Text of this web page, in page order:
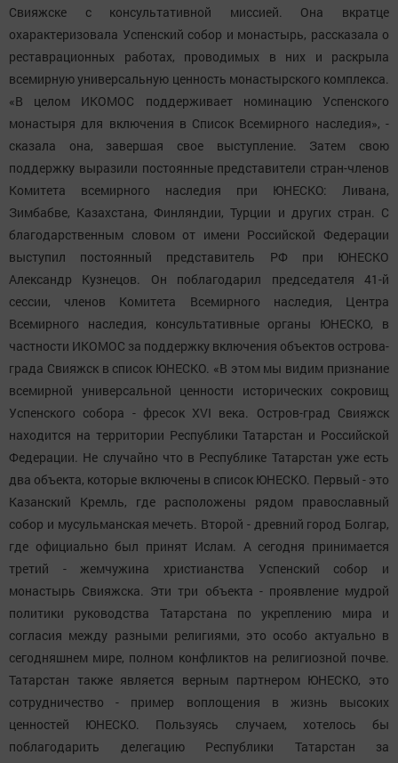
Свияжске с консультативной миссией. Она вкратце
охарактеризовала Успенский собор и монастырь, рассказала о
реставрационных работах, проводимых в них и раскрыла
всемирную универсальную ценность монастырского комплекса.
«В целом ИКОМОС поддерживает номинацию Успенского
монастыря для включения в Список Всемирного наследия», -
сказала она, завершая свое выступление. Затем свою
поддержку выразили постоянные представители стран-членов
Комитета всемирного наследия при ЮНЕСКО: Ливана,
Зимбабве, Казахстана, Финляндии, Турции и других стран. С
благодарственным словом от имени Российской Федерации
выступил постоянный представитель РФ при ЮНЕСКО
Александр Кузнецов. Он поблагодарил председателя 41-й
сессии, членов Комитета Всемирного наследия, Центра
Всемирного наследия, консультативные органы ЮНЕСКО, в
частности ИКОМОС за поддержку включения объектов острова-
града Свияжск в список ЮНЕСКО. «В этом мы видим признание
всемирной универсальной ценности исторических сокровищ
Успенского собора - фресок ХVI века. Остров-град Свияжск
находится на территории Республики Татарстан и Российской
Федерации. Не случайно что в Республике Татарстан уже есть
два объекта, которые включены в список ЮНЕСКО. Первый - это
Казанский Кремль, где расположены рядом православный
собор и мусульманская мечеть. Второй - древний город Болгар,
где официально был принят Ислам. А сегодня принимается
третий - жемчужина христианства Успенский собор и
монастырь Свияжска. Эти три объекта - проявление мудрой
политики руководства Татарстана по укреплению мира и
согласия между разными религиями, это особо актуально в
сегодняшнем мире, полном конфликтов на религиозной почве.
Татарстан также является верным партнером ЮНЕСКО, это
сотрудничество - пример воплощения в жизнь высоких
ценностей ЮНЕСКО. Пользуясь случаем, хотелось бы
поблагодарить делегацию Республики Татарстан за